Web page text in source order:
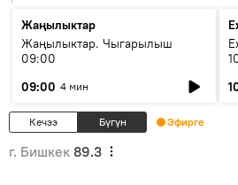
Жаңылыктар
Жаңылыктар. Чыгарылыш
09:00
09:00 4 мин
Кечээ Бүгүн Эфирге
г. Бишкек 89.3